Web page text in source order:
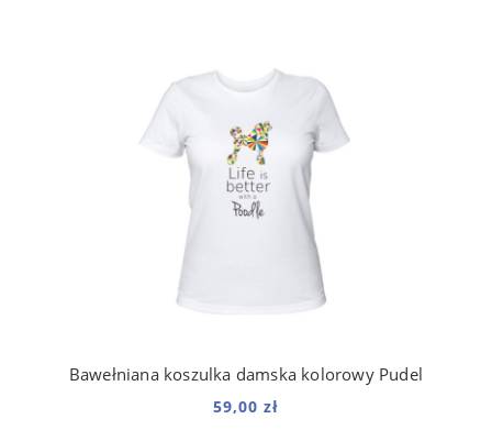
Bawełniana koszulka damska kolorowy Pudel
59,00 zł